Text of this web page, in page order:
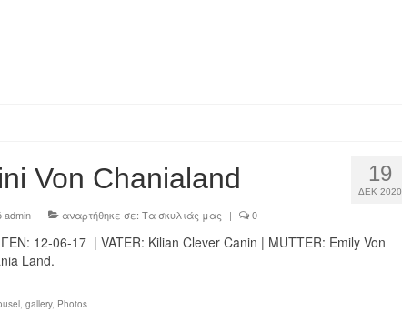
19
ΔΕΚ 2020
Von Chanialand
admin| αναρτήθηκε σε: Τα σκυλιάς μας | 0
12-06-17 | VATER: Kilian Clever Canin | MUTTER: Emily Von
Land.
, gallery, Photos